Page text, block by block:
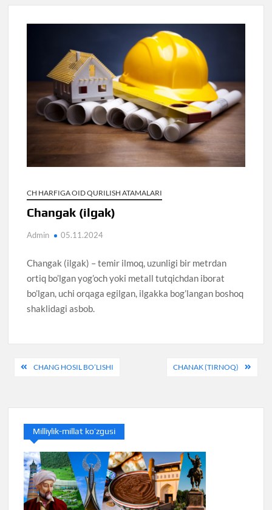
CH HARFIGA OID QURILISH ATAMALARI
Changak (ilgak)
Admin 05.11.2024
Changak (ilgak) – temir ilmoq, uzunligi bir metrdan
ortiq bo’lgan yog’och yoki metall tutqichdan iborat
bo’lgan, uchi orqaga egilgan, ilgakka bog’langan boshoq
shaklidagi asbob.
PostCHANG HOSIL BO’LISHI CHANAK (TIRNOQ)
Milliylik-millat ko’zgusi